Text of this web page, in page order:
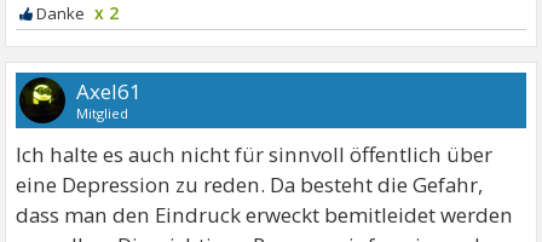
x 2
Axel61
Mitglied
Ich halte es auch nicht für sinnvoll öffentlich über
eine Depression zu reden. Da besteht die Gefahr,
dass man den Eindruck erweckt bemitleidet werden